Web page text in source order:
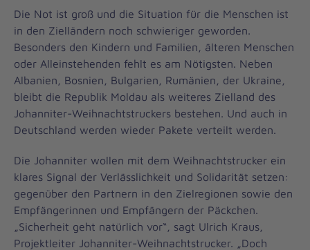
Die Not ist groß und die Situation für die Menschen ist
in den Zielländern noch schwieriger geworden.
Besonders den Kindern und Familien, älteren Menschen
oder Alleinstehenden fehlt es am Nötigsten. Neben
Albanien, Bosnien, Bulgarien, Rumänien, der Ukraine,
bleibt die Republik Moldau als weiteres Zielland des
Johanniter-Weihnachtstruckers bestehen. Und auch in
Deutschland werden wieder Pakete verteilt werden.
Die Johanniter wollen mit dem Weihnachtstrucker ein
klares Signal der Verlässlichkeit und Solidarität setzen:
gegenüber den Partnern in den Zielregionen sowie den
Empfängerinnen und Empfängern der Päckchen.
„Sicherheit geht natürlich vor“, sagt Ulrich Kraus,
Projektleiter Johanniter-Weihnachtstrucker. „Doch